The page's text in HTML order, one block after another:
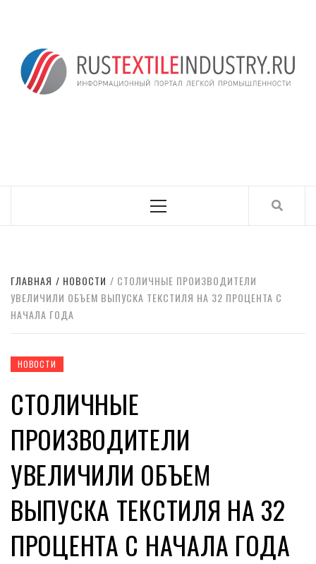
Menu
ГЛАВНАЯ НОВОСТИ
СТОЛИЧНЫЕ ПРОИЗВОДИТЕЛИ
УВЕЛИЧИЛИ ОБЪЕМ ВЫПУСКА ТЕКСТИЛЯ НА 32 ПРОЦЕНТА С
НАЧАЛА ГОДА
НОВОСТИ
СТОЛИЧНЫЕ
ПРОИЗВОДИТЕЛИ
УВЕЛИЧИЛИ ОБЪЕМ
ВЫПУСКА ТЕКСТИЛЯ НА 32
ПРОЦЕНТА С НАЧАЛА ГОДА